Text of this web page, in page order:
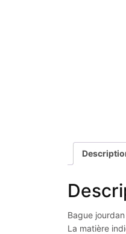
Bague
La matière